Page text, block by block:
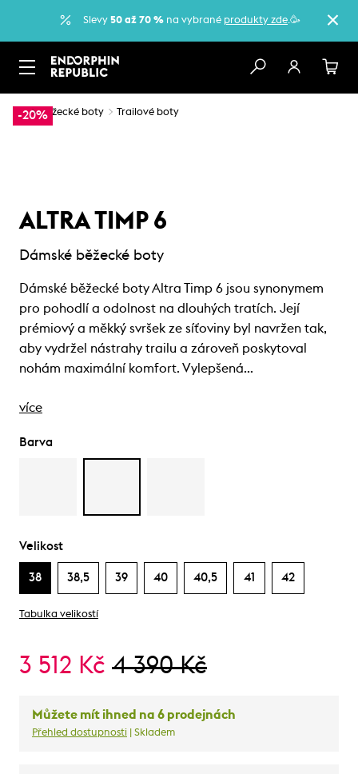
Slevy 50 až 70 % na vybrané produkty zde.🥳
-20%
… Běžecké boty Trailové boty
ALTRA TIMP 6
Dámské běžecké boty
Dámské běžecké boty Altra Timp 6 jsou synonymem
pro pohodlí a odolnost na dlouhých tratích. Její
prémiový a měkký svršek ze síťoviny byl navržen tak,
aby vydržel nástrahy trailu a zároveň poskytoval
nohám maximální komfort. Vylepšená…
více
Barva
Velikost
38 38,5 39 40 40,5 41 42
Tabulka velikostí
3 512 Kč 4 390 Kč
Můžete mít ihned na 6 prodejnách
Přehled dostupnosti | Skladem